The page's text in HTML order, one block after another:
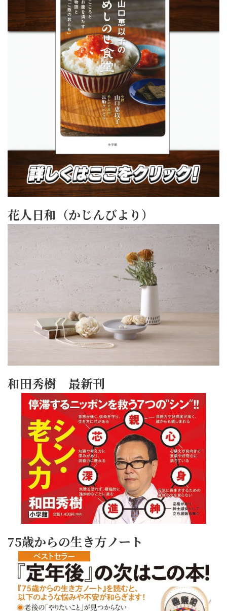
花人日和（かじんびより）
和田秀樹 最新刊
75歳からの生き方ノート